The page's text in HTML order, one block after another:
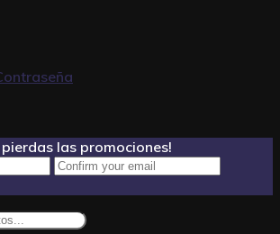
las promociones!